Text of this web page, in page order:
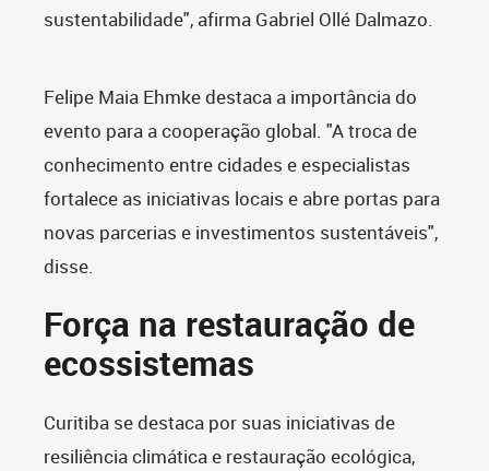
sustentabilidade", afirma Gabriel Ollé Dalmazo.
Felipe Maia Ehmke destaca a importância do
evento para a cooperação global. "A troca de
conhecimento entre cidades e especialistas
fortalece as iniciativas locais e abre portas para
novas parcerias e investimentos sustentáveis",
disse.
Força na restauração de
ecossistemas
Curitiba se destaca por suas iniciativas de
resiliência climática e restauração ecológica,